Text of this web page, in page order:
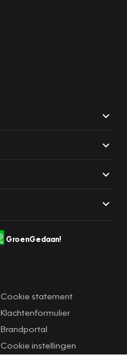
GroenGedaan!
Cookie statement
Klachtenformulier
Brandportal
Cookie instellingen